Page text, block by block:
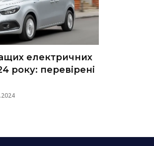
електричних
року: перевірені